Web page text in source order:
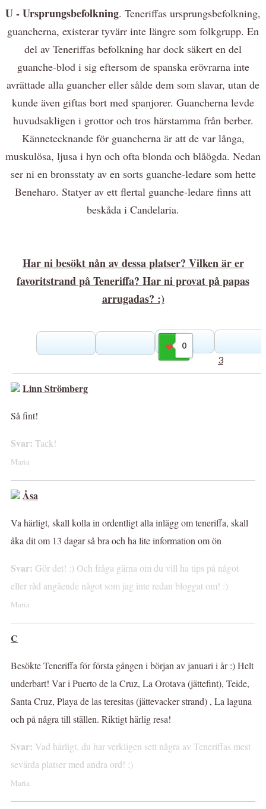
U - Ursprungsbefolkning. Teneriffas ursprungsbefolkning,
guancherna, existerar tyvärr inte längre som folkgrupp. En
del av Teneriffas befolkning har dock säkert en del
guanche-blod i sig eftersom de spanska erövrarna inte
avrättade alla guancher eller sålde dem som slavar, utan de
kunde även giftas bort med spanjorer. Guancherna levde
huvudsakligen i grottor och tros härstamma från berber.
Kännetecknande för guancherna är att de var långa,
muskulösa, ljusa i hyn och ofta blonda och blåögda. Nedan
ser ni en bronsstaty av en sorts guanche-ledare som hette
Beneharo. Statyer av ett flertal guanche-ledare finns att
beskåda i Candelaria.
Har ni besökt nån av dessa platser? Vilken är er
favoritstrand på Teneriffa? Har ni provat på papas
arrugadas? :)
0
Gilla
3
Linn Strömberg
Så fint!
Svar: Tack!
Maria
Åsa
Va härligt, skall kolla in ordentligt alla inlägg om teneriffa, skall
åka dit om 13 dagar så bra och ha lite information om ön
Svar: Gör det! :) Och fråga gärna om du vill ha tips på något
eller råd angående något som jag inte redan bloggat om! :)
Maria
C
Besökte Teneriffa för första gången i början av januari i år :) Helt
underbart! Var i Puerto de la Cruz, La Orotava (jättefint), Teide,
Santa Cruz, Playa de las teresitas (jättevacker strand) , La laguna
och på några till ställen. Riktigt härlig resa!
Svar: Vad härligt, du har verkligen sett några av Teneriffas mest
sevärda platser med andra ord! :)
Maria